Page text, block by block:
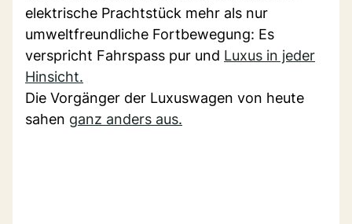
elektrische Prachtstück mehr als nur
umweltfreundliche Fortbewegung: Es
verspricht Fahrspass pur und Luxus in jeder
Hinsicht.
Die Vorgänger der Luxuswagen von heute
sahen ganz anders aus.